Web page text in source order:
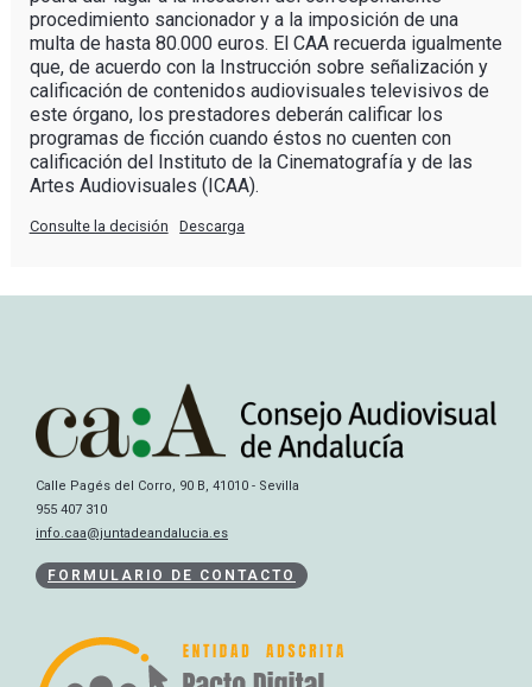
procedimiento sancionador y a la imposición de una
multa de hasta 80.000 euros. El CAA recuerda igualmente
que, de acuerdo con la Instrucción sobre señalización y
calificación de contenidos audiovisuales televisivos de
este órgano, los prestadores deberán calificar los
programas de ficción cuando éstos no cuenten con
calificación del Instituto de la Cinematografía y de las
Artes Audiovisuales (ICAA).
Consulte la decisión Descarga
Calle Pagés del Corro, 90 B, 41010 - Sevilla
955 407 310
info.caa@juntadeandalucia.es
FORMULARIO DE CONTACTO